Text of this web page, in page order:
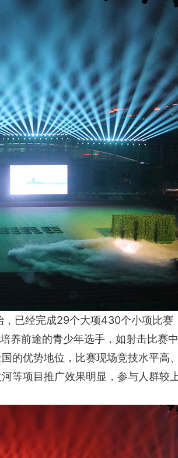
已经完成29个大项430个小项比赛
养前途的青少年选手，如射击比赛
的优势地位，比赛现场竞技水平高
等项目推广效果明显，参与人群较